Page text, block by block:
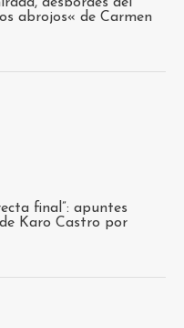
abrojos« de Carmen
final”: apuntes
Karo Castro por